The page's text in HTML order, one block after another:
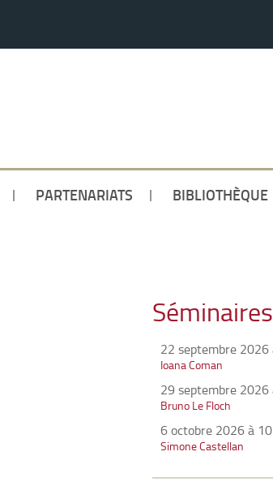
PARTENARIATS BIBLIOTHÈQUE
22 septembre 2026
Ioana Coman
29 septembre 2026
Bruno Le Floch
6 octobre 2026 à
Simone Castellan